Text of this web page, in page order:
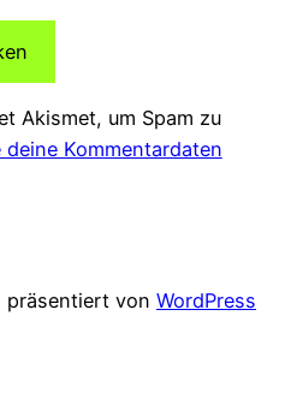
Akismet, um Spam zu
deine Kommentardaten
präsentiert von WordPress